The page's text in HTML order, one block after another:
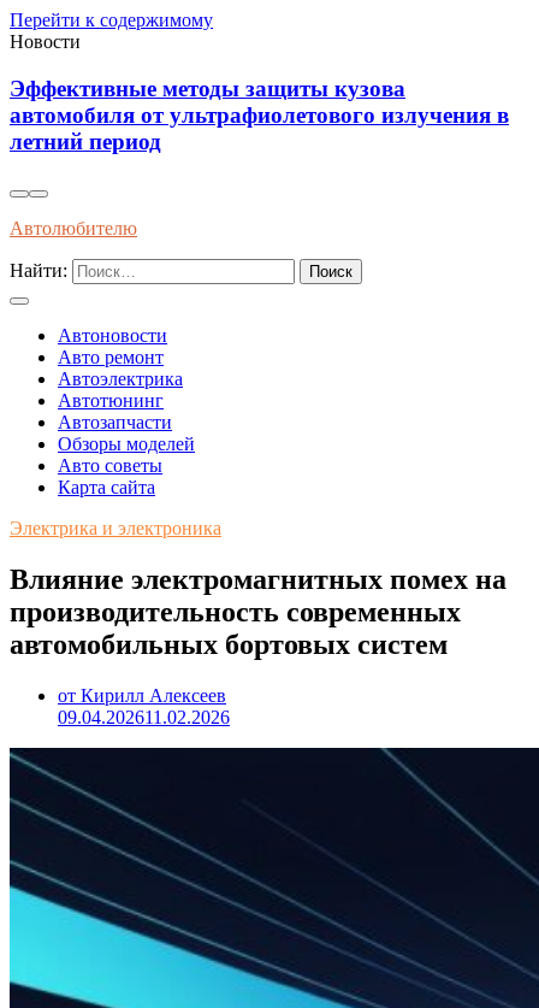
Перейти к содержимому
Новости
в
Как распознать оригинальные запчасти по
упаковке и сертификатам качества
Автолюбителю
Найти:
Автоновости
Авто ремонт
Автоэлектрика
Автотюнинг
Автозапчасти
Обзоры моделей
Авто советы
Карта сайта
Электрика и электроника
Влияние электромагнитных помех на
производительность современных
автомобильных бортовых систем
от Кирилл Алексеев
09.04.202611.02.2026